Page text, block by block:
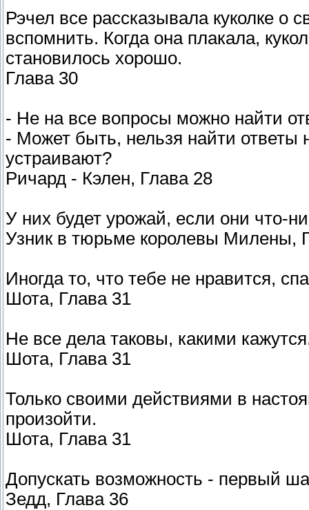
Рэчел все рассказывала куколке о
вспомнить. Когда она плакала,
становилось хорошо.
Глава 30
- Не на все вопросы можно найти
- Может быть, нельзя найти ответы
устраивают?
Ричард - Кэлен, Глава 28
У них будет урожай, если они что-
Узник в тюрьме королевы Милены,
Иногда то, что тебе не нравится,
Шота, Глава 31
Не все дела таковы, какими
Шота, Глава 31
Только своими действиями в
произойти.
Шота, Глава 31
Допускать возможность - первый
Зедд, Глава 36